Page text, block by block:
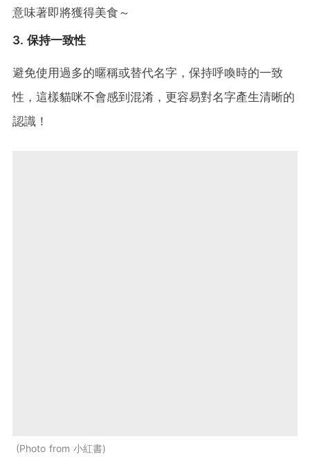
意味著即將獲得美食～
3. 保持一致性
避免使用過多的暱稱或替代名字，保持呼喚時的一致
性，這樣貓咪不會感到混淆，更容易對名字產生清晰的
認識！
Photo from 小紅書